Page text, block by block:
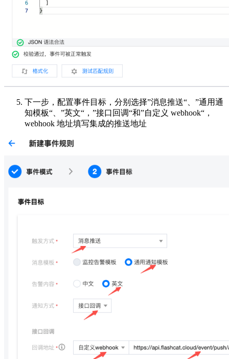
下一步，配置事件目标，分别选择”消息推送“、”通用通
知模板“、”英文“，”接口回调“和”自定义 webhook“，
webhook 地址填写集成的推送地址